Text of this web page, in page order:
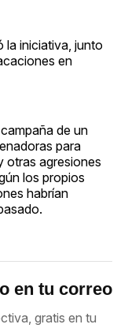
la iniciativa, junto
en
de un
para
otras agresiones
los propios
habrían
en tu correo
gratis en tu